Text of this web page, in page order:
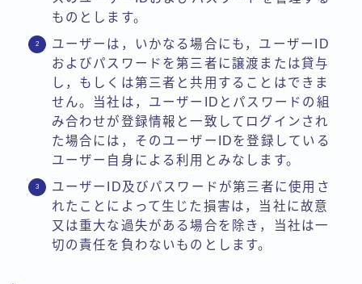
ものとします。
ユーザーは，いかなる場合にも，ユーザーID
およびパスワードを第三者に譲渡または貸与
し，もしくは第三者と共用することはできま
せん。当社は，ユーザーIDとパスワードの組
み合わせが登録情報と一致してログインされ
た場合には，そのユーザーIDを登録している
ユーザー自身による利用とみなします。
ユーザーID及びパスワードが第三者に使用さ
れたことによって生じた損害は，当社に故意
又は重大な過失がある場合を除き，当社は一
切の責任を負わないものとします。